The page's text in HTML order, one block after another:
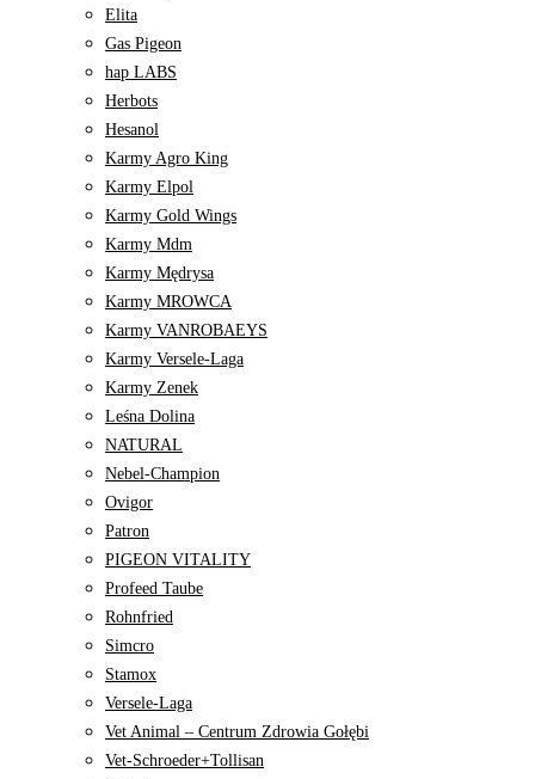
Elita
Gas Pigeon
hap LABS
Herbots
Hesanol
Karmy Agro King
Karmy Elpol
Karmy Gold Wings
Karmy Mdm
Karmy Mędrysa
Karmy MROWCA
Karmy VANROBAEYS
Karmy Versele-Laga
Karmy Zenek
Leśna Dolina
NATURAL
Nebel-Champion
Ovigor
Patron
PIGEON VITALITY
Profeed Taube
Rohnfried
Simcro
Stamox
Versele-Laga
Vet Animal – Centrum Zdrowia Gołębi
Vet-Schroeder+Tollisan